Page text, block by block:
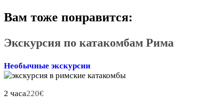
Вам тоже понравится:
Экскурсия по катакомбам Рима
Необычные экскурсии
2 часа220€